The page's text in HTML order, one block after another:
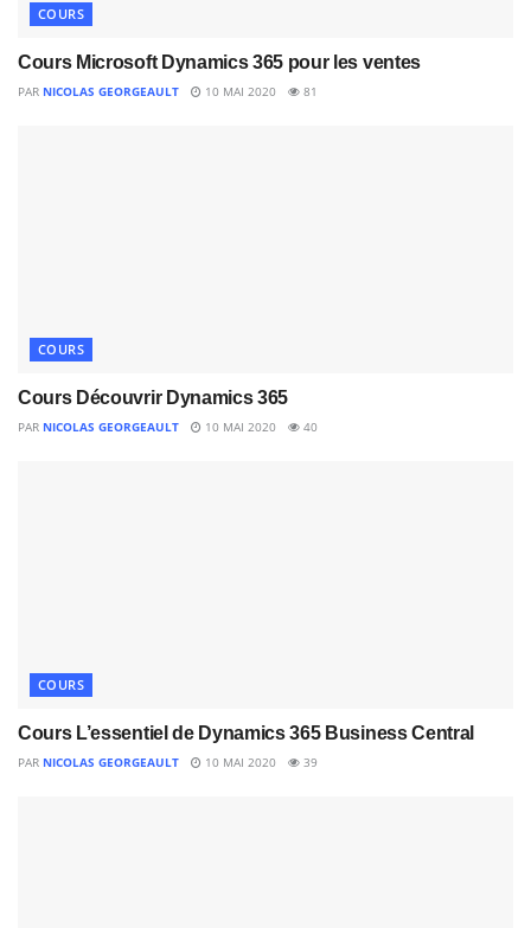
COURS
Cours Microsoft Dynamics 365 pour les ventes
PAR NICOLAS GEORGEAULT 10 MAI 2020 81
COURS
Cours Découvrir Dynamics 365
PAR NICOLAS GEORGEAULT 10 MAI 2020 40
COURS
Cours L’essentiel de Dynamics 365 Business Central
PAR NICOLAS GEORGEAULT 10 MAI 2020 39